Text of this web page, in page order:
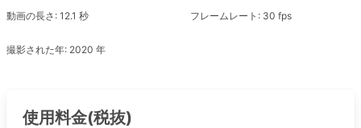
動画の長さ: 12.1 秒 フレームレート: 30 fps
撮影された年: 2020 年
使用料金(税抜)